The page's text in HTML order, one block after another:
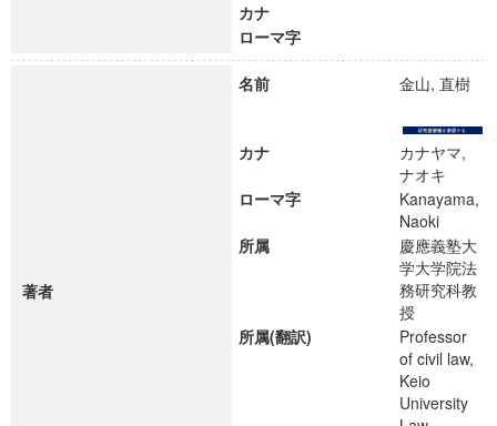
カナ
ローマ字
著者
名前 金山, 直樹
カナ
カナヤマ,
ナオキ
ローマ字
Kanayama,
Naoki
所属
慶應義塾大
学大学院法
務研究科教
授
所属(翻訳)
Professor
of civil law,
Keio
University